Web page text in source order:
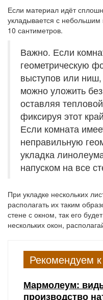
Если материал идёт
укладывается с
10 сантиметров.
Важно. Если
геометрическую
выступов или
можно уложить
оставляя
фиксируя этот
Если комната
неправильную
укладка
напуском на все
При укладке нескольких
располагать их таким
стене с окном, так его
нескольких окон,
Рекомендуем
Мармолеум:
производство